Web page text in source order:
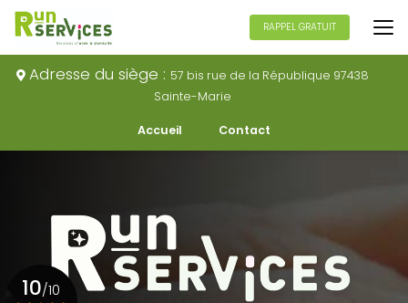
Aller
au
principal
Adresse du siège : 57 bis rue de la République 97438
Sainte-Marie
Accueil Contact
RAPPEL GRATUIT
10/10